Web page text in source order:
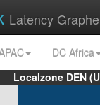
Latency
DC Africa
Localzone DEN